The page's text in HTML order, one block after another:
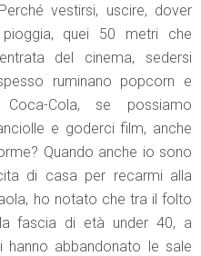
vestirsi, uscire, dover
quei 50 metri che
del cinema, sedersi
ruminano popcorn e
Coca-Cola, se possiamo
e goderci film, anche
Quando anche io sono
di casa per recarmi alla
ho notato che tra il folto
fascia di età under 40, a
abbandonato le sale